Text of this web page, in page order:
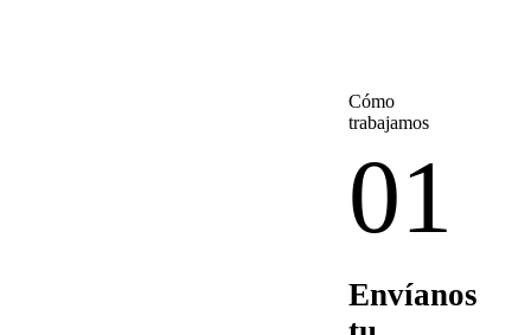
Cómo
trabajamos
01
Envíanos